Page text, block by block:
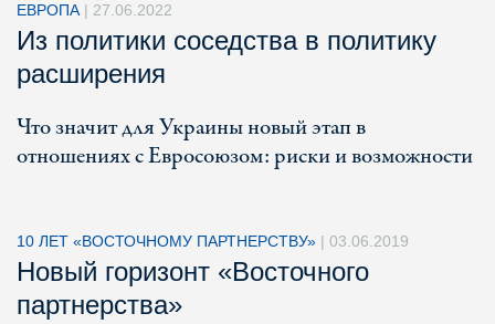
ЕВРОПА | 27.06.2022
Из политики соседства в политику
расширения
Что значит для Украины новый этап в
отношениях с Евросоюзом: риски и возможности
10 ЛЕТ «ВОСТОЧНОМУ ПАРТНЕРСТВУ» | 03.06.2019
Новый горизонт «Восточного
партнерства»